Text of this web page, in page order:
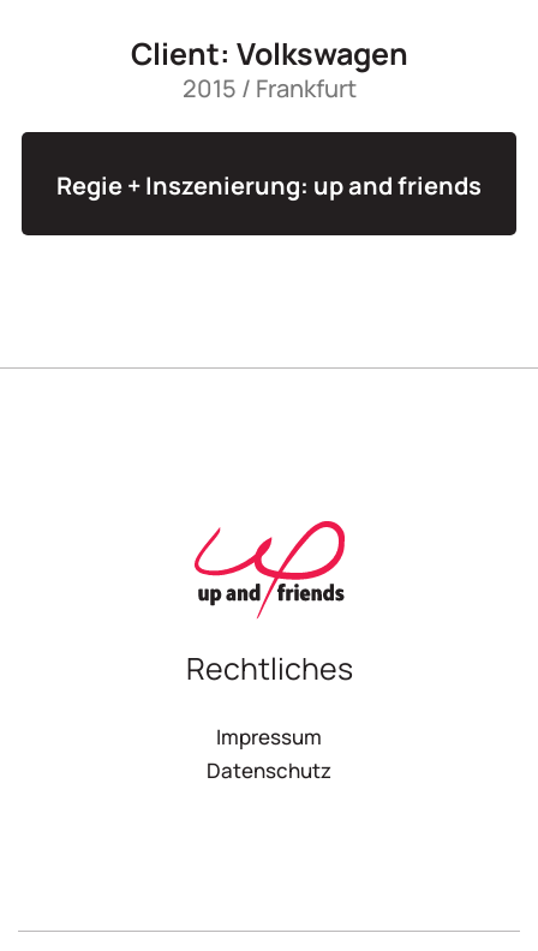
Client: Volkswagen
2015 / Frankfurt
Regie + Inszenierung: up and friends
Rechtliches
Impressum
Datenschutz